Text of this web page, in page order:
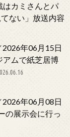
はカミさんとパ
ない」放送内容
2026年06月15日
アムで紙芝居博
2026年06月08日
の展示会に行っ